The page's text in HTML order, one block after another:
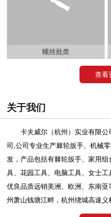
螺丝批类
查看
关于我们
卡夫威尔（杭州）实业有限
司,公司专业生产棘轮扳手、机械
发，产品包括有棘轮扳手、家用
具、花园工具、电脑工具、女士
优良品质远销美洲、欧洲、东南
州萧山钱塘江畔，杭州绕城高速义